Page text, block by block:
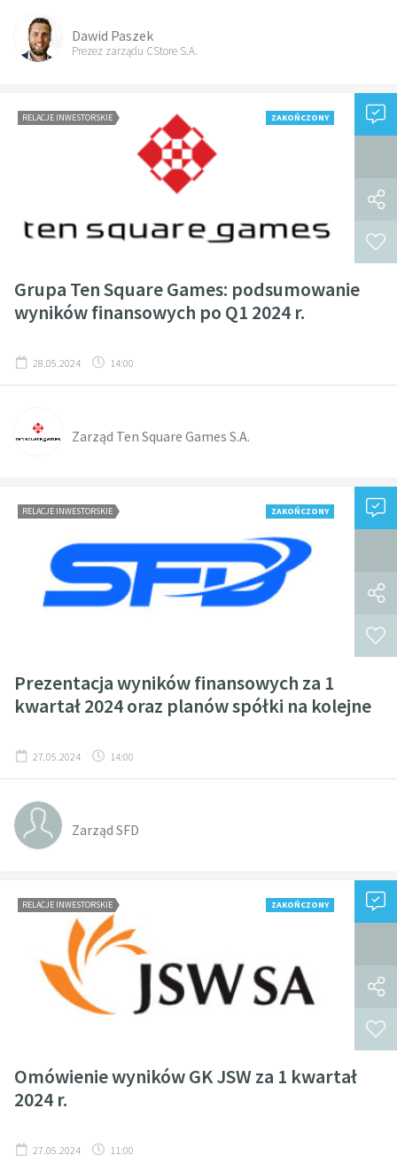
Dawid Paszek
Prezez zarządu CStore S.A.
RELACJE INWESTORSKIE ZAKOŃCZONY
Grupa Ten Square Games: podsumowanie
wyników finansowych po Q1 2024 r.
28.05.2024 14:00
Zarząd Ten Square Games S.A.
RELACJE INWESTORSKIE ZAKOŃCZONY
Prezentacja wyników finansowych za 1
kwartał 2024 oraz planów spółki na kolejne
27.05.2024 14:00
Zarząd SFD
RELACJE INWESTORSKIE ZAKOŃCZONY
Omówienie wyników GK JSW za 1 kwartał
2024 r.
27.05.2024 11:00